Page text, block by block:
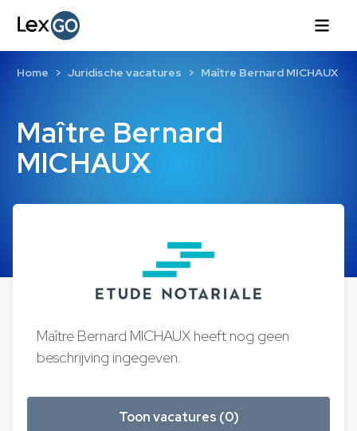
Maître Bernard
MICHAUX
Home Juridische vacatures Maître Bernard MICHAUX
Maître Bernard MICHAUX heeft nog geen
beschrijving ingegeven.
Toon vacatures (0)